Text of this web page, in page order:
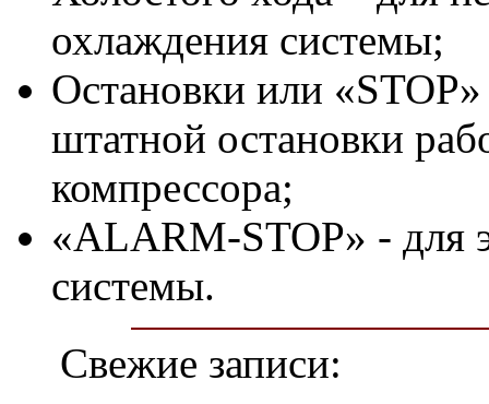
охлаждения системы;
Остановки или
штатной остановки
компрессора;
«ALARM-STOP» - для
системы.
Свежие записи: